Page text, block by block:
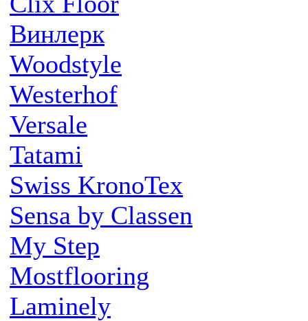
Винлерк
Woodstyle
Westerhof
Versale
Tatami
Swiss KronoTex
Sensa by Classen
My Step
Mostflooring
Laminely